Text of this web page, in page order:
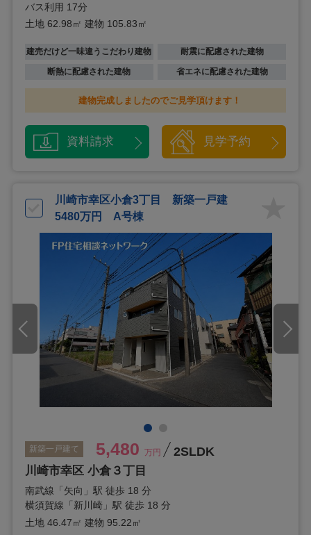
バス利用 17分
土地 62.98㎡ 建物 105.83㎡
建売だけど一味違うこだわり建物 耐震に配慮された建物
断熱に配慮された建物 省エネに配慮された建物
建物完成しましたのでご見学頂けます！
資料請求 見学予約
川崎市幸区小倉3丁目 新築一戸建
5480万円 A号棟
新築一戸建て 5,480 万円 2SLDK
川崎市幸区 小倉３丁目
南武線「矢向」駅 徒歩 18 分
横須賀線「新川崎」駅 徒歩 18 分
土地 46.47㎡ 建物 95.22㎡